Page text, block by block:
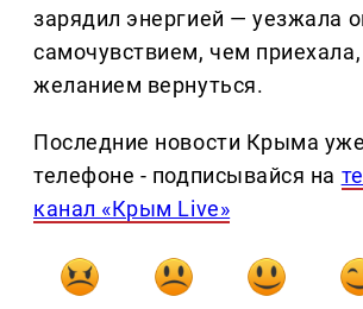
зарядил энергией — уезжала
самочувствием, чем приехала,
желанием вернуться.
Последние новости Крыма
телефоне - подписывайся на
канал «Крым Live»